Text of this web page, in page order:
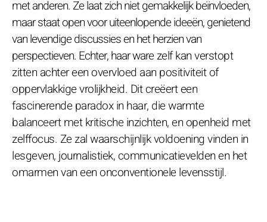
met anderen. Ze laat zich niet gemakkelijk beïnvloeden,
maar staat open voor uiteenlopende ideeën, genietend
van levendige discussies en het herzien van
perspectieven. Echter, haar ware zelf kan verstopt
zitten achter een overvloed aan positiviteit of
oppervlakkige vrolijkheid. Dit creëert een
fascinerende paradox in haar, die warmte
balanceert met kritische inzichten, en openheid met
zelffocus. Ze zal waarschijnlijk voldoening vinden in
lesgeven, journalistiek, communicatievelden en het
omarmen van een onconventionele levensstijl.